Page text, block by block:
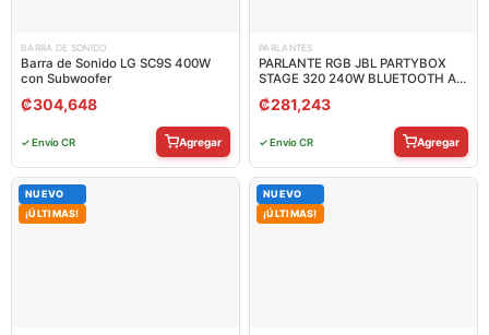
BARRA DE SONIDO
Barra de Sonido LG SC9S 400W
con Subwoofer
₡304,648
✓ Envío CR Agregar
PARLANTES
PARLANTE RGB JBL PARTYBOX
STAGE 320 240W BLUETOOTH A
JBLPBSTAGE320AM
₡281,243
✓ Envío CR Agregar
NUEVO
¡ÚLTIMAS!
NUEVO
¡ÚLTIMAS!